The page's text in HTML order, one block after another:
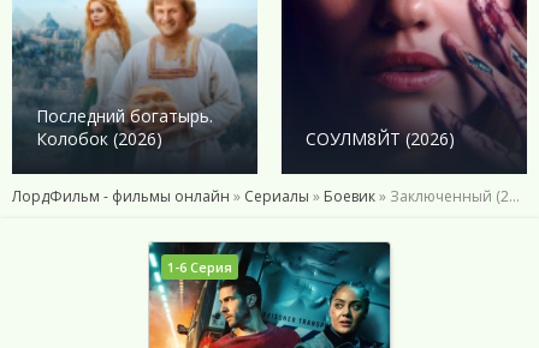
Последний богатырь.
Колобок (2026)
СОУЛМ8ЙТ (2026)
ЛордФильм - фильмы онлайн » Сериалы » Боевик» Заключенный (2026)
1-6 Серия